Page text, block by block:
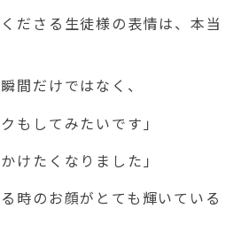
ださる生徒様の表情は、本当
間だけではなく、
もしてみたいです」
けたくなりました」
時のお顔がとても輝いている